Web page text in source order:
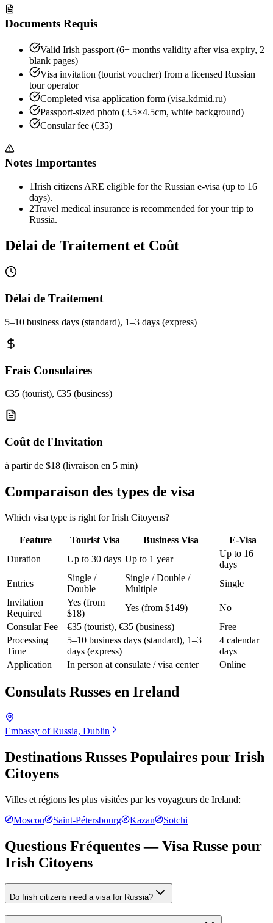
Documents Requis
Valid Irish passport (6+ months validity after visa expiry, 2
blank pages)
Visa invitation (tourist voucher) from a licensed Russian
tour operator
Completed visa application form (visa.kdmid.ru)
Passport-sized photo (3.5×4.5cm, white background)
Consular fee (€35)
Notes Importantes
1Irish citizens ARE eligible for the Russian e-visa (up to 16
days).
2Travel medical insurance is recommended for your trip to
Russia.
Délai de Traitement et Coût
Délai de Traitement
5–10 business days (standard), 1–3 days (express)
Frais Consulaires
€35 (tourist), €35 (business)
Coût de l'Invitation
à partir de $18 (livraison en 5 min)
Comparaison des types de visa
Which visa type is right for Irish Citoyens?
Feature Tourist Visa Business Visa
E-Visa
Duration
Up to 30 days Up to 1 year
Up to 16
days
Entries
Single /
Double
Single / Double /
Multiple
Single
Invitation
Required
Yes (from
$18)
Yes (from $149)
No
Consular Fee
€35 (tourist), €35 (business)
Free
Processing
Time
5–10 business days (standard), 1–3
days (express)
4 calendar
days
Application
In person at consulate / visa center Online
Consulats Russes en Ireland
Embassy of Russia, Dublin
Destinations Russes Populaires pour Irish
Citoyens
Villes et régions les plus visitées par les voyageurs de Ireland:
Moscou
Saint-Pétersbourg Kazan Sotchi
Questions Fréquentes — Visa Russe pour
Irish Citoyens
Do Irish citizens need a visa for Russia?